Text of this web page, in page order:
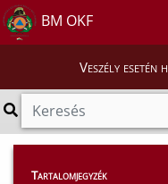
BM OKF
Veszély
Esemény részletei
Tartalomjegyzék